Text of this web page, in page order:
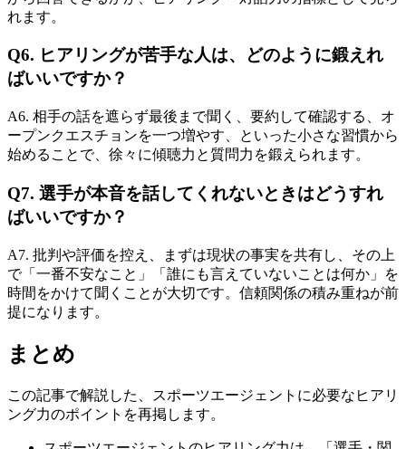
れます。
Q6. ヒアリングが苦手な人は、どのように鍛えれ
ばいいですか？
A6. 相手の話を遮らず最後まで聞く、要約して確認する、オ
ープンクエスチョンを一つ増やす、といった小さな習慣から
始めることで、徐々に傾聴力と質問力を鍛えられます。
Q7. 選手が本音を話してくれないときはどうすれ
ばいいですか？
A7. 批判や評価を控え、まずは現状の事実を共有し、その上
で「一番不安なこと」「誰にも言えていないことは何か」を
時間をかけて聞くことが大切です。信頼関係の積み重ねが前
提になります。
まとめ
この記事で解説した、スポーツエージェントに必要なヒアリ
ング力のポイントを再掲します。